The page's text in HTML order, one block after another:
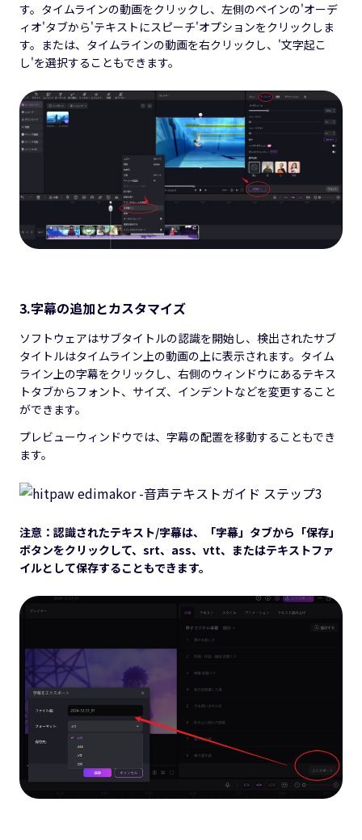
す。タイムラインの動画をクリックし、左側のペインの'オーデ
ィオ'タブから'テキストにスピーチ'オプションをクリックしま
す。または、タイムラインの動画を右クリックし、'文字起こ
し'を選択することもできます。
3.字幕の追加とカスタマイズ
ソフトウェアはサブタイトルの認識を開始し、検出されたサブ
タイトルはタイムライン上の動画の上に表示されます。タイム
ライン上の字幕をクリックし、右側のウィンドウにあるテキス
トタブからフォント、サイズ、インデントなどを変更すること
ができます。
プレビューウィンドウでは、字幕の配置を移動することもでき
ます。
注意：認識されたテキスト/字幕は、「字幕」タブから「保存」
ボタンをクリックして、srt、ass、vtt、またはテキストファ
イルとして保存することもできます。